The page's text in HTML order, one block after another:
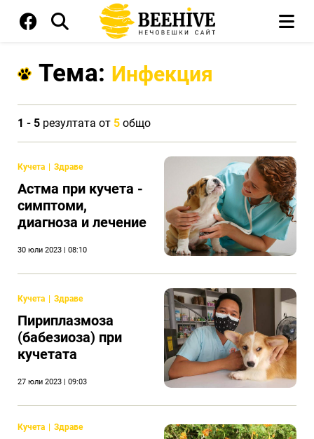
Тема: Инфекция
1 - 5 резултата от 5 общо
Кучета Здраве
Астма при кучета -
симптоми,
диагноза и лечение
30 юли 2023 | 08:10
Кучета Здраве
Пириплазмоза
(бабезиоза) при
кучетата
27 юли 2023 | 09:03
Кучета Здраве